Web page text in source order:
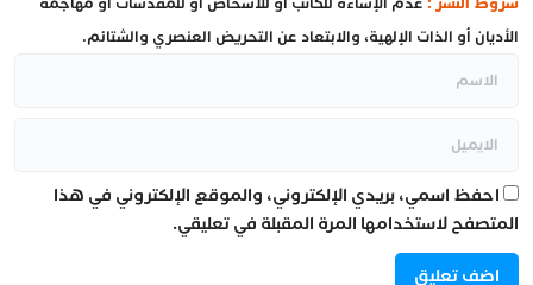
الأديان أو الذات الإلهية، والابتعاد عن التحريض العنصري والشتائم.
احفظ اسمي، بريدي الإلكتروني، والموقع الإلكتروني في هذا
المتصفح لاستخدامها المرة المقبلة في تعليقي.